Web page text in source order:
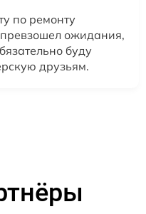
по ремонту
ожидания,
буду
друзьям.